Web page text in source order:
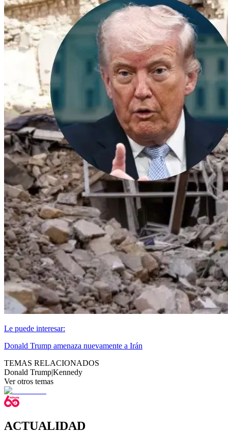
Le puede interesar:
Donald Trump amenaza nuevamente a Irán
TEMAS RELACIONADOS
Donald Trump|Kennedy
Ver otros temas
ACTUALIDAD